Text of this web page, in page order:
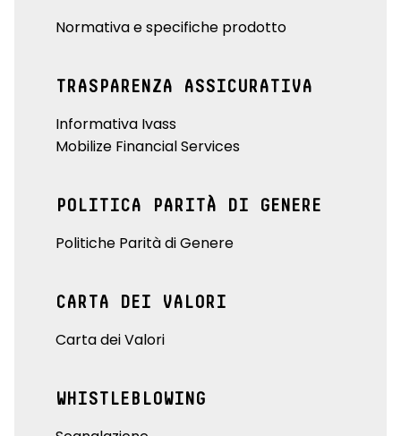
Normativa e specifiche prodotto
TRASPARENZA ASSICURATIVA
Informativa Ivass
Mobilize Financial Services
POLITICA PARITÀ DI GENERE
Politiche Parità di Genere
CARTA DEI VALORI
Carta dei Valori
WHISTLEBLOWING